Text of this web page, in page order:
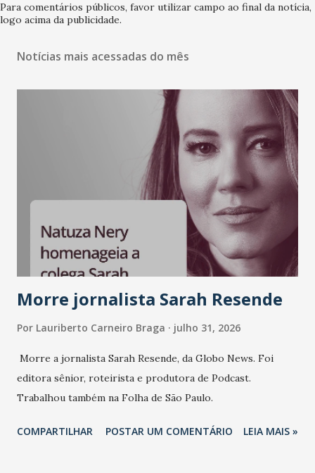
Para comentários públicos, favor utilizar campo ao final da notícia,
logo acima da publicidade.
Notícias mais acessadas do mês
Morre jornalista Sarah Resende
Por Lauriberto Carneiro Braga julho 31, 2026
Morre a jornalista Sarah Resende, da Globo News. Foi
editora sênior, roteirista e produtora de Podcast.
Trabalhou também na Folha de São Paulo.
COMPARTILHAR POSTAR UM COMENTÁRIO LEIA MAIS »